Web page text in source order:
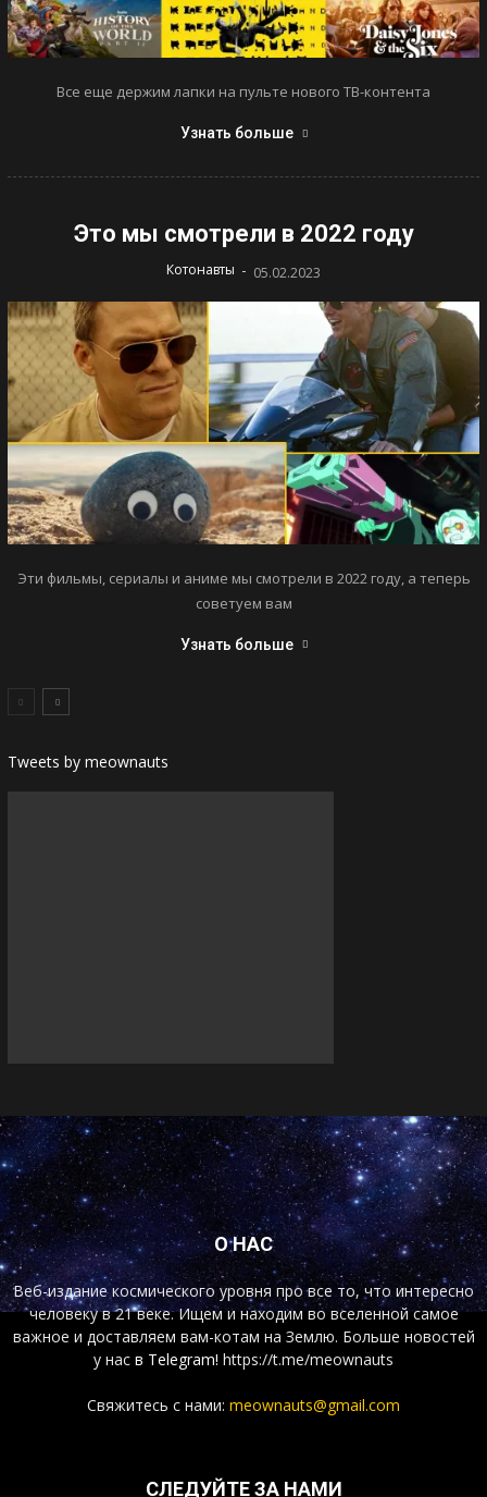
Все еще держим лапки на пульте нового ТВ-контента
Узнать больше
Это мы смотрели в 2022 году
Котонавты - 05.02.2023
Эти фильмы, сериалы и аниме мы смотрели в 2022 году, а теперь
советуем вам
Узнать больше
Tweets by meownauts
О НАС
Веб-издание космического уровня про все то, что интересно
человеку в 21 веке. Ищем и находим во вселенной самое
важное и доставляем вам-котам на Землю. Больше новостей
у нас в Telegram! https://t.me/meownauts
Свяжитесь с нами: meownauts@gmail.com
СЛЕДУЙТЕ ЗА НАМИ